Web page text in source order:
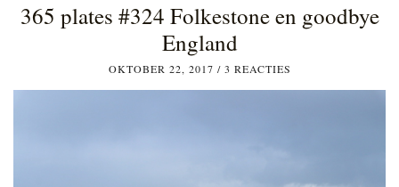
365 plates #324 Folkestone en goodbye
England
OKTOBER 22, 2017 / 3 REACTIES